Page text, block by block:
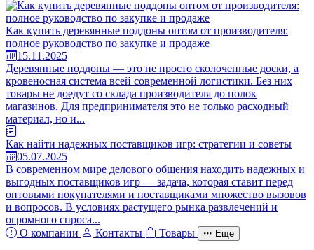
Как купить деревянные поддоны оптом от производителя:
полное руководство по закупке и продаже
15.11.2025
Деревянные поддоны — это не просто сколоченные доски, а
кровеносная система всей современной логистики. Без них
товары не доедут со склада производителя до полок
магазинов. Для предпринимателя это не только расходный
материал, но и...
Как найти надежных поставщиков игр: стратегии и советы
05.07.2025
В современном мире делового общения находить надежных и
выгодных поставщиков игр — задача, которая ставит перед
оптовыми покупателями и поставщиками множество вызовов
и вопросов. В условиях растущего рынка развлечений и
огромного спроса...
О компании
Контакты Товары Еще